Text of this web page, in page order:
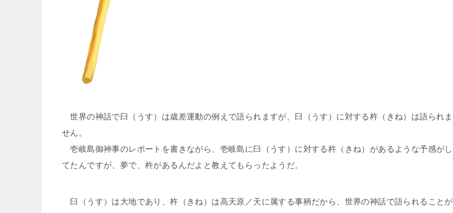
世界の神話で臼（うす）は歳差運動の例えで語られますが、臼（うす）に対する杵（きね）は語られま
せん。
壱岐島御神事のレポートを書きながら、壱岐島に臼（うす）に対する杵（きね）があるような予感がし
てたんですが、夢で、杵があるんだよと教えてもらったようだ。
臼（うす）は大地であり、杵（きね）は高天原／天に属する事柄だから、世界の神話で語られることが